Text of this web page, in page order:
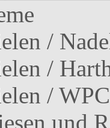
/
/
/ WPC
und